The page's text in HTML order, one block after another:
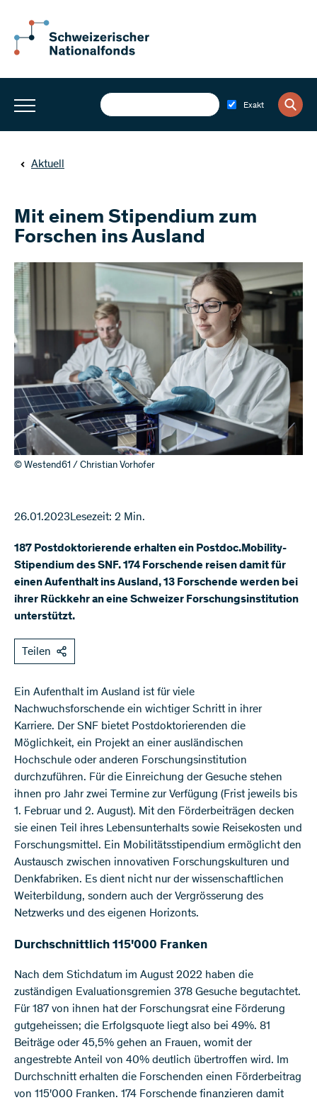
Exakt
Aktuell
Mit einem Stipendium zum
Forschen ins Ausland
© Westend61 / Christian Vorhofer
26.01.2023Lesezeit: 2 Min.
187 Postdoktorierende erhalten ein Postdoc.Mobility-
Stipendium des SNF. 174 Forschende reisen damit für
einen Aufenthalt ins Ausland, 13 Forschende werden bei
ihrer Rückkehr an eine Schweizer Forschungsinstitution
unterstützt.
Teilen
Ein Aufenthalt im Ausland ist für viele
Nachwuchsforschende ein wichtiger Schritt in ihrer
Karriere. Der SNF bietet Postdoktorierenden die
Möglichkeit, ein Projekt an einer ausländischen
Hochschule oder anderen Forschungsinstitution
durchzuführen. Für die Einreichung der Gesuche stehen
ihnen pro Jahr zwei Termine zur Verfügung (Frist jeweils bis
1. Februar und 2. August). Mit den Förderbeiträgen decken
sie einen Teil ihres Lebensunterhalts sowie Reisekosten und
Forschungsmittel. Ein Mobilitätsstipendium ermöglicht den
Austausch zwischen innovativen Forschungskulturen und
Denkfabriken. Es dient nicht nur der wissenschaftlichen
Weiterbildung, sondern auch der Vergrösserung des
Netzwerks und des eigenen Horizonts.
Durchschnittlich 115'000 Franken
Nach dem Stichdatum im August 2022 haben die
zuständigen Evaluationsgremien 378 Gesuche begutachtet.
Für 187 von ihnen hat der Forschungsrat eine Förderung
gutgeheissen; die Erfolgsquote liegt also bei 49%. 81
Beiträge oder 45,5% gehen an Frauen, womit der
angestrebte Anteil von 40% deutlich übertroffen wird. Im
Durchschnitt erhalten die Forschenden einen Förderbeitrag
von 115'000 Franken. 174 Forschende finanzieren damit